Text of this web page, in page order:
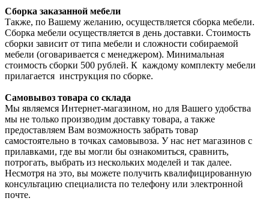
Сборка заказанной мебели
Также, по Вашему желанию, осуществляется сборка мебели.
Сборка мебели осуществляется в день доставки. Стоимость
сборки зависит от типа мебели и сложности собираемой
мебели (оговаривается с менеджером). Минимальная
стоимость сборки 500 рублей. К каждому комплекту мебели
прилагается инструкция по сборке.
Самовывоз товара со склада
Мы являемся Интернет-магазином, но для Вашего удобства
мы не только производим доставку товара, а также
предоставляем Вам возможность забрать товар
самостоятельно в точках самовывоза. У нас нет магазинов с
прилавками, где вы могли бы ознакомиться, сравнить,
потрогать, выбрать из нескольких моделей и так далее.
Несмотря на это, вы можете получить квалифицированную
консультацию специалиста по телефону или электронной
почте.